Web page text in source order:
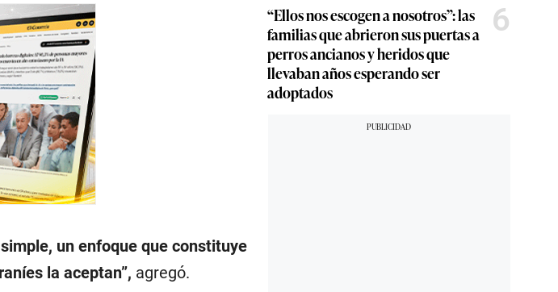
un enfoque que constituye
la aceptan”, agregó.
“Ellos nos escogen a nosotros”: las
familias que abrieron sus puertas a
perros ancianos y heridos que
llevaban años esperando ser
adoptados
6